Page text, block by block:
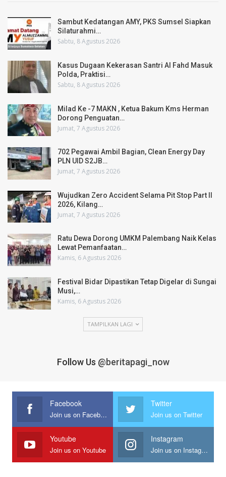
Sambut Kedatangan AMY, PKS Sumsel Siapkan
Silaturahmi…
Sabtu, 8 Agustus 2026
Kasus Dugaan Kekerasan Santri Al Fahd Masuk
Polda, Praktisi…
Sabtu, 8 Agustus 2026
Milad Ke -7 MAKN , Ketua Bakum Kms Herman
Dorong Penguatan…
Jumat, 7 Agustus 2026
702 Pegawai Ambil Bagian, Clean Energy Day
PLN UID S2JB…
Jumat, 7 Agustus 2026
Wujudkan Zero Accident Selama Pit Stop Part II
2026, Kilang…
Jumat, 7 Agustus 2026
Ratu Dewa Dorong UMKM Palembang Naik Kelas
Lewat Pemanfaatan…
Kamis, 6 Agustus 2026
Festival Bidar Dipastikan Tetap Digelar di Sungai
Musi,…
Kamis, 6 Agustus 2026
TAMPILKAN LAGI
Follow Us @beritapagi_now
Facebook
Join us on Facebook
Twitter
Join us on Twitter
Youtube
Join us on Youtube
Instagram
Join us on Instagram